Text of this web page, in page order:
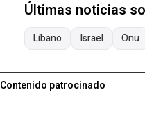
Últimas noticias
Líbano Israel Onu
Contenido patrocinado